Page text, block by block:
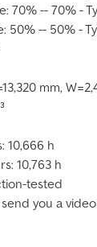
70% -- 70% -
50% -- 50% -
mm,
10,666 h
10,763 h
tested
you a